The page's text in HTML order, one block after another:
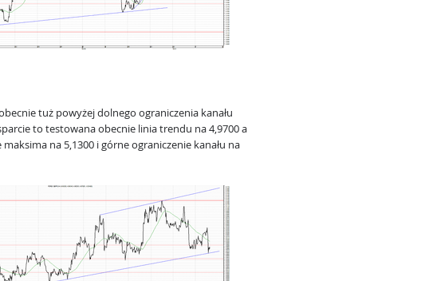
tuż powyżej dolnego ograniczenia kanału
to testowana obecnie linia trendu na 4,9700 a
na 5,1300 i górne ograniczenie kanału na